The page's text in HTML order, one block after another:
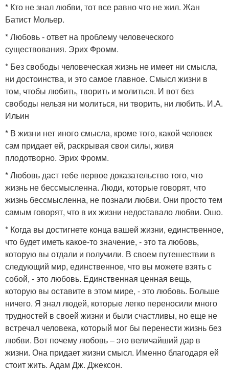
* Кто не знал любви, тот все равно что не жил. Жан
Батист Мольер.
* Любовь - ответ на проблему человеческого
существования. Эрих Фромм.
* Без свободы человеческая жизнь не имеет ни смысла,
ни достоинства, и это самое главное. Смысл жизни в
том, чтобы любить, творить и молиться. И вот без
свободы нельзя ни молиться, ни творить, ни любить. И.А.
Ильин
* В жизни нет иного смысла, кроме того, какой человек
сам придает ей, раскрывая свои силы, живя
плодотворно. Эрих Фромм.
* Любовь даст тебе первое доказательство того, что
жизнь не бессмысленна. Люди, которые говорят, что
жизнь бессмысленна, не познали любви. Они просто тем
самым говорят, что в их жизни недоставало любви. Ошо.
* Когда вы достигнете конца вашей жизни, единственное,
что будет иметь какое-то значение, - это та любовь,
которую вы отдали и получили. В своем путешествии в
следующий мир, единственное, что вы можете взять с
собой, - это любовь. Единственная ценная вещь,
которую вы оставите в этом мире, - это любовь. Больше
ничего. Я знал людей, которые легко переносили много
трудностей в своей жизни и были счастливы, но еще не
встречал человека, который мог бы перенести жизнь без
любви. Вот почему любовь – это величайший дар в
жизни. Она придает жизни смысл. Именно благодаря ей
стоит жить. Адам Дж. Джексон.